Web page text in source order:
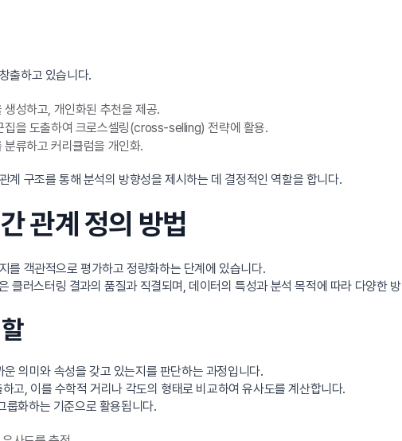
출하고 있습니다.
성하고, 개인화된 추천을 제공.
집을 도출하여 크로스셀링(cross-selling) 전략에 활용.
류하고 커리큘럼을 개인화.
구조를 통해 분석의 방향성을 제시하는 데 결정적인 역할을 합니다.
관계 정의 방법
를 객관적으로 평가하고 정량화하는 단계에 있습니다.
클러스터링 결과의 품질과 직결되며, 데이터의 특성과 분석 목적에 따라 다양한
의미와 속성을 갖고 있는지를 판단하는 과정입니다.
고, 이를 수학적 거리나 각도의 형태로 비교하여 유사도를 계산합니다.
룹화하는 기준으로 활용됩니다.